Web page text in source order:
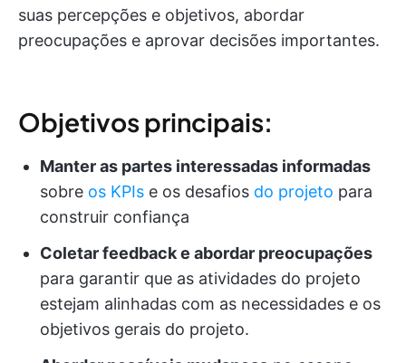
suas percepções e objetivos, abordar
preocupações e aprovar decisões importantes.
Objetivos principais:
Manter as partes interessadas informadas
sobre os KPIs e os desafios do projeto para
construir confiança
Coletar feedback e abordar preocupações
para garantir que as atividades do projeto
estejam alinhadas com as necessidades e os
objetivos gerais do projeto.